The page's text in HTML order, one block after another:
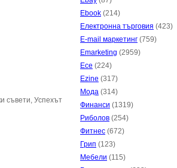
съвети, Успехът
Ebook (214)
Електронна търговия (423)
E-mail маркетинг (759)
Emarketing (2959)
Есе (224)
Ezine (317)
Мода (314)
Финанси (1319)
Риболов (254)
Фитнес (672)
Грип (123)
Мебели (115)